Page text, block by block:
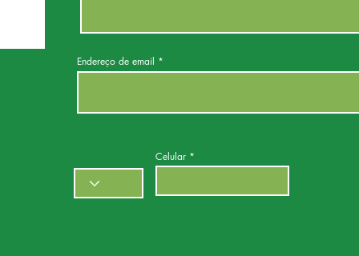
Endereço de email
Celular